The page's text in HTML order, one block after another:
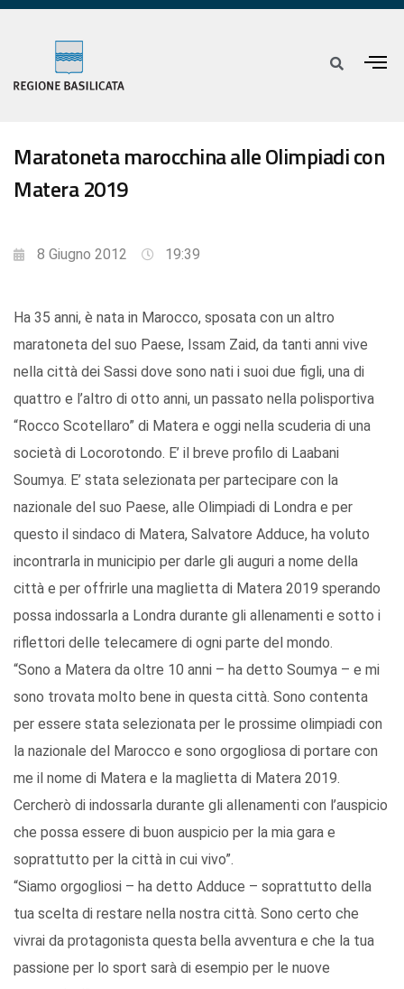
Maratoneta marocchina alle Olimpiadi con
Matera 2019
8 Giugno 2012 19:39
Ha 35 anni, è nata in Marocco, sposata con un altro
maratoneta del suo Paese, Issam Zaid, da tanti anni vive
nella città dei Sassi dove sono nati i suoi due figli, una di
quattro e l’altro di otto anni, un passato nella polisportiva
“Rocco Scotellaro” di Matera e oggi nella scuderia di una
società di Locorotondo. E’ il breve profilo di Laabani
Soumya. E’ stata selezionata per partecipare con la
nazionale del suo Paese, alle Olimpiadi di Londra e per
questo il sindaco di Matera, Salvatore Adduce, ha voluto
incontrarla in municipio per darle gli auguri a nome della
città e per offrirle una maglietta di Matera 2019 sperando
possa indossarla a Londra durante gli allenamenti e sotto i
riflettori delle telecamere di ogni parte del mondo.
“Sono a Matera da oltre 10 anni – ha detto Soumya – e mi
sono trovata molto bene in questa città. Sono contenta
per essere stata selezionata per le prossime olimpiadi con
la nazionale del Marocco e sono orgogliosa di portare con
me il nome di Matera e la maglietta di Matera 2019.
Cercherò di indossarla durante gli allenamenti con l’auspicio
che possa essere di buon auspicio per la mia gara e
soprattutto per la città in cui vivo”.
“Siamo orgogliosi – ha detto Adduce – soprattutto della
tua scelta di restare nella nostra città. Sono certo che
vivrai da protagonista questa bella avventura e che la tua
passione per lo sport sarà di esempio per le nuove